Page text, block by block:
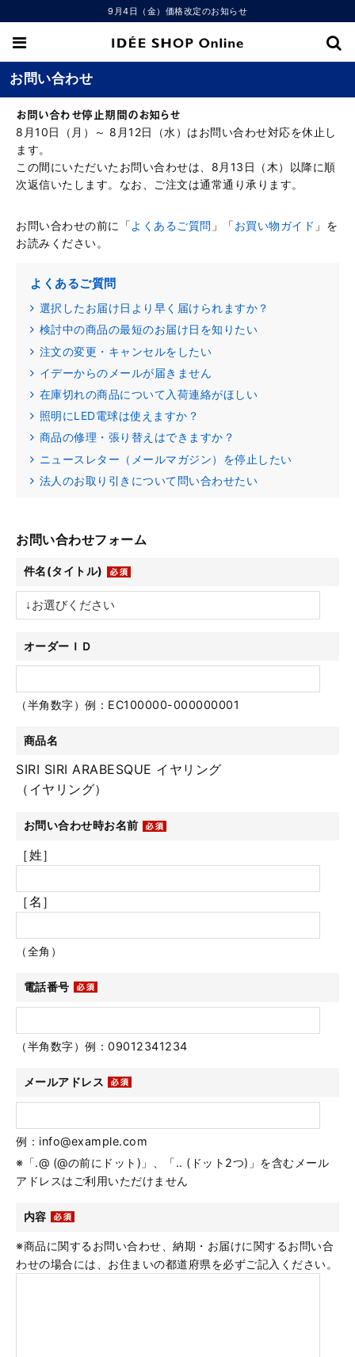
9月4日（金）価格改定のお知らせ
お問い合わせ
お問い合わせ停止期間のお知らせ
8月10日（月）～ 8月12日（水）はお問い合わせ対応を休止し
ます。
この間にいただいたお問い合わせは、8月13日（木）以降に順
次返信いたします。なお、ご注文は通常通り承ります。
お問い合わせの前に「よくあるご質問 」「お買い物ガイド 」を
お読みください。
よくあるご質問
選択したお届け日より早く届けられますか？
検討中の商品の最短のお届け日を知りたい
注文の変更・キャンセルをしたい
イデーからのメールが届きません
在庫切れの商品について入荷連絡がほしい
照明にLED電球は使えますか？
商品の修理・張り替えはできますか？
ニュースレター（メールマガジン）を停止したい
法人のお取り引きについて問い合わせたい
お問い合わせフォーム
件名(タイトル)
オーダーＩＤ
（半角数字）例：EC100000-000000001
商品名
SIRI SIRI ARABESQUE イヤリング
（イヤリング）
お問い合わせ時お名前
［姓］
［名］
（全角）
電話番号
（半角数字）例：09012341234
メールアドレス
例：info@example.com
※「.@ (@の前にドット)」、「.. (ドット2つ)」を含むメール
アドレスはご利用いただけません
内容
※商品に関するお問い合わせ、納期・お届けに関するお問い合
わせの場合には、お住まいの都道府県を必ずご記入ください。